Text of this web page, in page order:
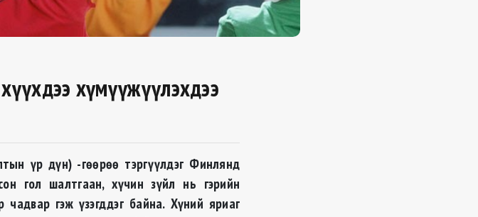
хүмүүжүүлэхдээ
үр дүн) -гөөрөө тэргүүлдэг Финлянд
гол шалтгаан, хүчин зүйл нь гэрийн
гэж үзэгддэг байна. Хүний яриаг